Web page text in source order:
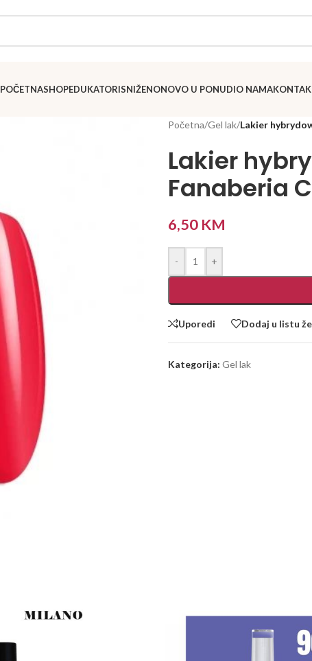
POČETNASHOPEDUKATORISNIŽENONOVO U PONUDIO NAMA
Početna/Gel lak/Lakier
Lakier
Fanaberia
6,50 KM
- +
Uporedi Dodaj u listu
Kategorija: Gel lak